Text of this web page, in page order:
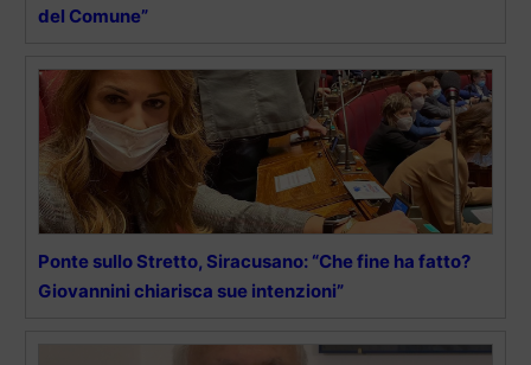
del Comune”
Ponte sullo Stretto, Siracusano: “Che fine ha fatto?
Giovannini chiarisca sue intenzioni”